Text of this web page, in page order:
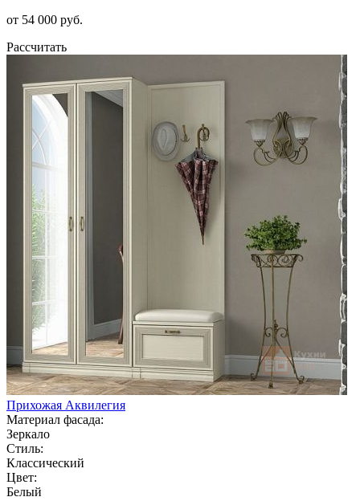
от 54 000 руб.
Рассчитать
Прихожая Аквилегия
Материал фасада:
Зеркало
Стиль:
Классический
Цвет:
Белый